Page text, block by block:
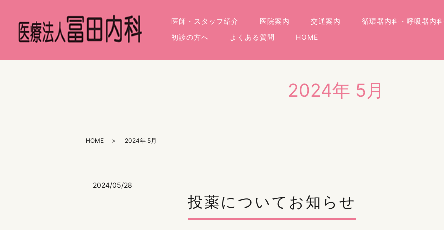
医師・スタッフ紹介 医院案内 交通案内 循環器内科・呼吸器内科
初診の方へ
よくある質問 HOME
2024年 5月
HOME 2024年 5月
2024/05/28
投薬についてお知らせ